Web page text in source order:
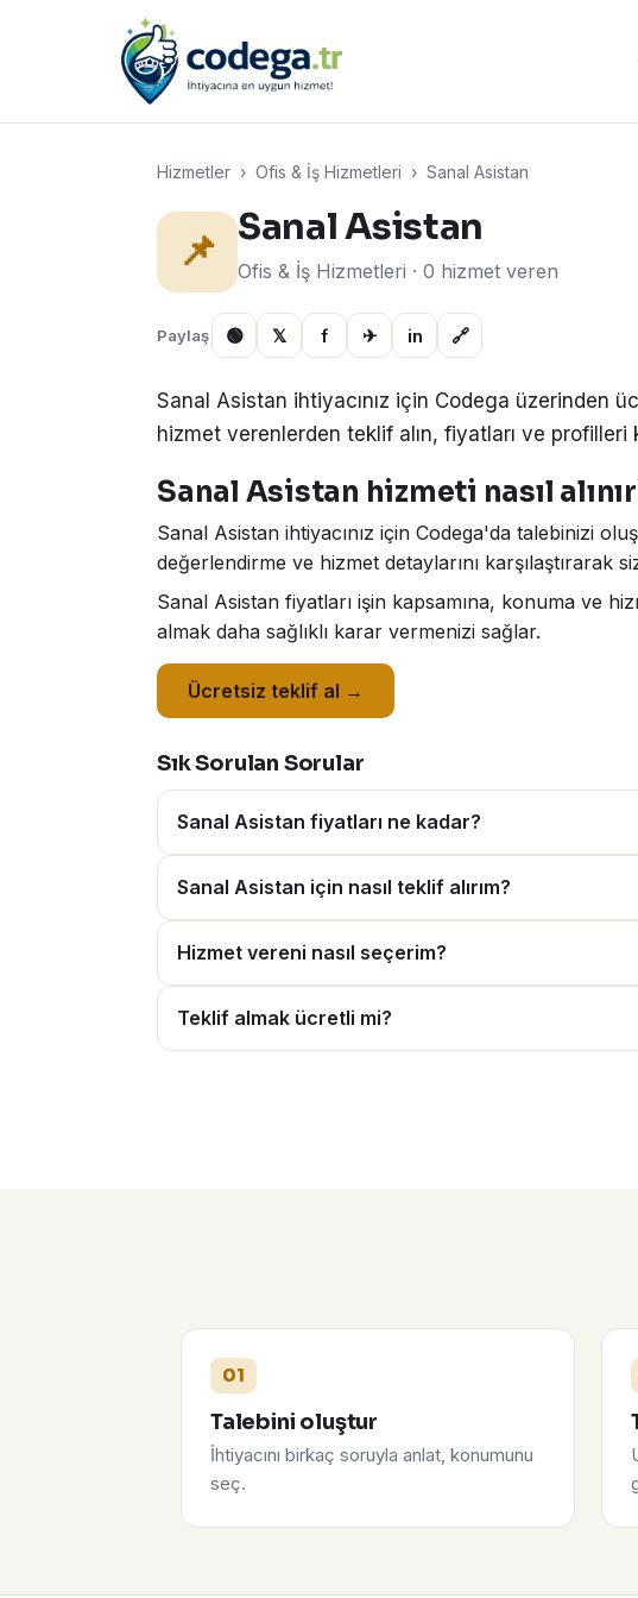
Hizmetler › Ofis & İş Hizmetleri › Sanal Asistan
📌 Sanal Asistan
Ofis & İş Hizmetleri · 0 hizmet veren
Paylaş 🟢 𝕏 f ✈ in 🔗
Sanal Asistan ihtiyacınız için Codega üzerinden
hizmet verenlerden teklif alın, fiyatları ve profilleri
Sanal Asistan hizmeti nasıl
Sanal Asistan ihtiyacınız için Codega'da talebinizi
değerlendirme ve hizmet detaylarını karşılaştırarak
Sanal Asistan fiyatları işin kapsamına, konuma ve
almak daha sağlıklı karar vermenizi sağlar.
Ücretsiz teklif al →
Sık Sorulan Sorular
Sanal Asistan fiyatları ne kadar?
Sanal Asistan için nasıl teklif alırım?
Hizmet vereni nasıl seçerim?
Teklif almak ücretli mi?
01
Talebini oluştur
İhtiyacını birkaç soruyla anlat, konumunu
seç.